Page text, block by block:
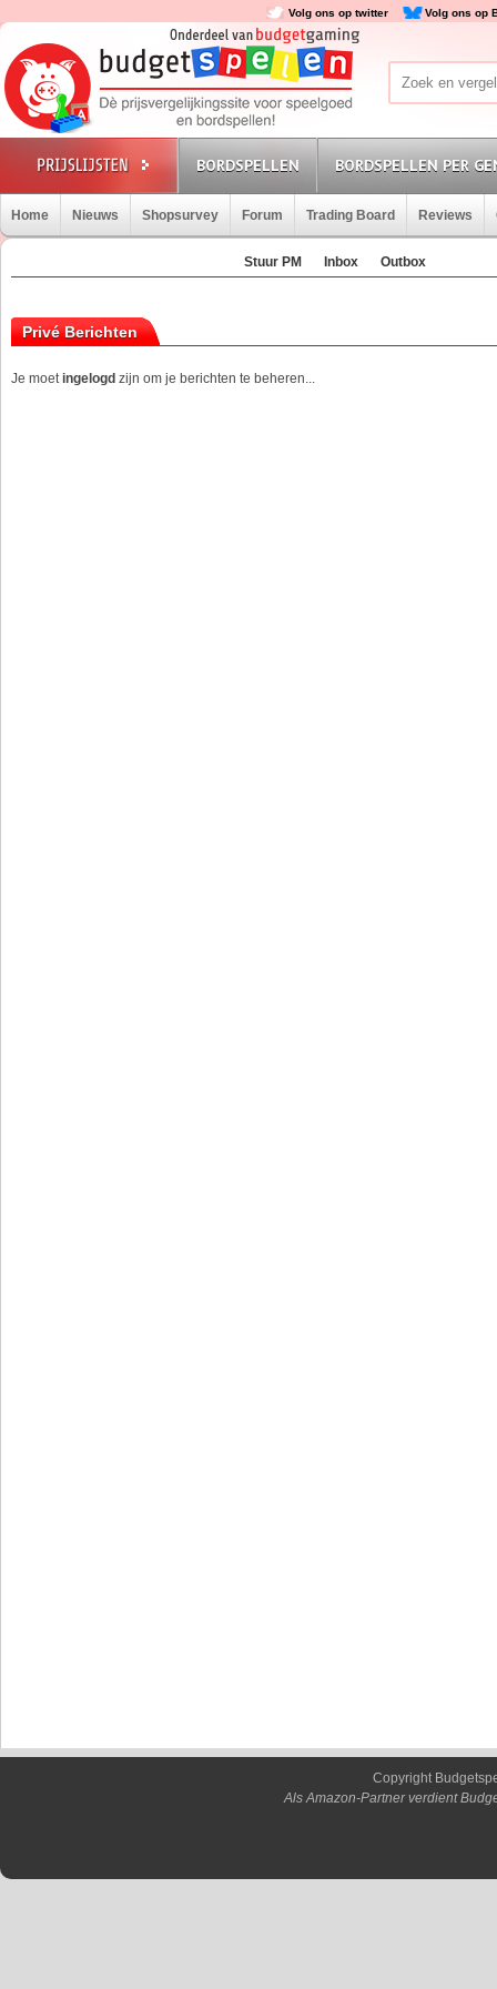
Volg ons op twitter Volg ons op
BORDSPELLEN BORDSPELLEN PER
Home Nieuws Shopsurvey Forum Trading Board Reviews
Stuur PM Inbox Outbox
Privé Berichten
Je moetingelogd zijn om je berichten te beheren...
Copyright
Als Amazon-Partner verdient